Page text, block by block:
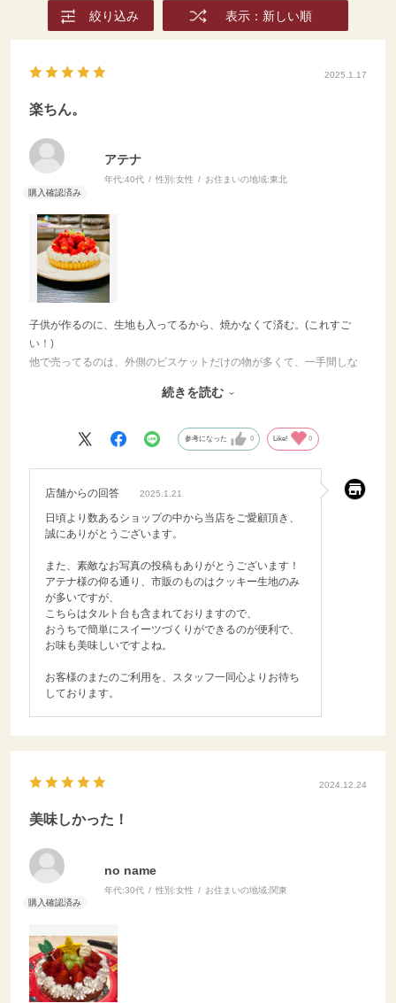
絞り込み 表示：新しい順
2025.1.17
楽ちん。
アテナ
年代:40代 性別:女性 お住まいの地域:東北
子供が作るのに、生地も入ってるから、焼かなくて済む。(これすご
い！)
他で売ってるのは、外側のビスケットだけの物が多くて、一手間しな
これなら、スーパーの牛乳混ぜるだけとかのカスタードでも使って、
子供の達成感も満たされるし、子供に作ってあげても喜ぶだろうし、
とにかく笑っちゃう程簡単！
続きを読む
参考になった 0 Like! 0
店舗からの回答 2025.1.21
日頃より数あるショップの中から当店をご愛顧頂き、
誠にありがとうございます。
また、素敵なお写真の投稿もありがとうございます！
アテナ様の仰る通り、市販のものはクッキー生地のみ
が多いですが、
こちらはタルト台も含まれておりますので、
おうちで簡単にスイーツづくりができるのが便利で、
お味も美味しいですよね。
お客様のまたのご利用を、スタッフ一同心よりお待ち
しております。
2024.12.24
美味しかった！
no name
年代:30代 性別:女性 お住まいの地域:関東